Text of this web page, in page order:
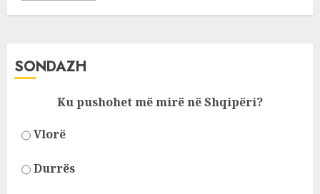
SONDAZH
Ku pushohet më mirë në Shqipëri?
Vlorë
Durrës